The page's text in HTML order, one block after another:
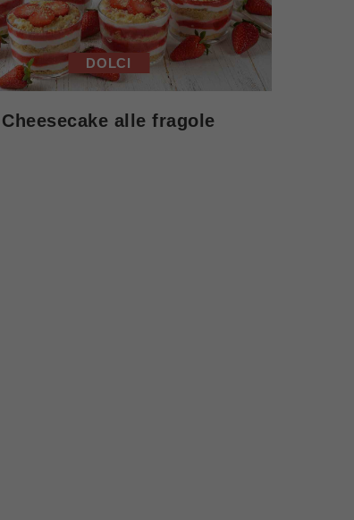
DOLCI
Cheesecake alle fragole